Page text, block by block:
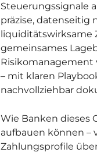
Steuerungssignale
präzise, datenseitig
liquiditätswirksame
gemeinsames
Risikomanagement
– mit klaren
nachvollziehbar
Wie Banken dieses
aufbauen können –
Zahlungsprofile